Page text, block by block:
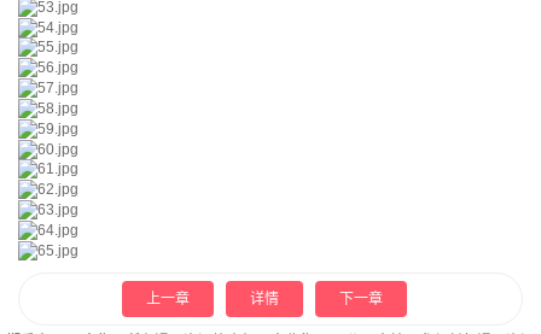
上一章 详情 下一章